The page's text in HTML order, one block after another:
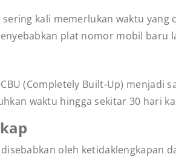
kali memerlukan waktu
plat nomor mobil baru
(Completely Built-Up) menjadi
waktu hingga sekitar 30 hari
oleh ketidaklengkapan